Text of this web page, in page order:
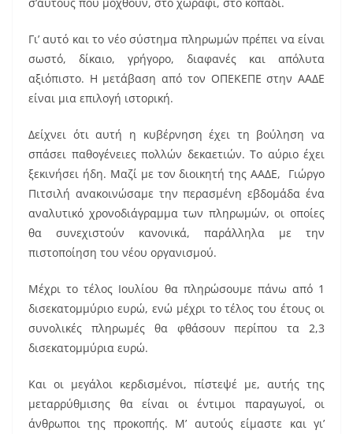
Γι’ αυτό και το νέο σύστημα πληρωμών πρέπει να είναι
σωστό, δίκαιο, γρήγορο, διαφανές και απόλυτα
αξιόπιστο. Η μετάβαση από τον ΟΠΕΚΕΠΕ στην ΑΑΔΕ
είναι μια επιλογή ιστορική.
Δείχνει ότι αυτή η κυβέρνηση έχει τη βούληση να
σπάσει παθογένειες πολλών δεκαετιών. Το αύριο έχει
ξεκινήσει ήδη. Μαζί με τον διοικητή της ΑΑΔΕ, Γιώργο
Πιτσιλή ανακοινώσαμε την περασμένη εβδομάδα ένα
αναλυτικό χρονοδιάγραμμα των πληρωμών, οι οποίες
θα συνεχιστούν κανονικά, παράλληλα με την
πιστοποίηση του νέου οργανισμού.
Μέχρι το τέλος Ιουλίου θα πληρώσουμε πάνω από 1
δισεκατομμύριο ευρώ, ενώ μέχρι το τέλος του έτους οι
συνολικές πληρωμές θα φθάσουν περίπου τα 2,3
δισεκατομμύρια ευρώ.
Και οι μεγάλοι κερδισμένοι, πίστεψέ με, αυτής της
μεταρρύθμισης θα είναι οι έντιμοι παραγωγοί, οι
άνθρωποι της προκοπής. Μ’ αυτούς είμαστε και γι’